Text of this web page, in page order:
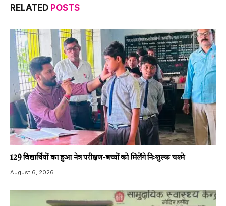
RELATED POSTS
129 विद्यार्थियों का हुआ नेत्र परीक्षण-बच्चों को मिलेंगे निःशुल्क चश्मे
August 6, 2026